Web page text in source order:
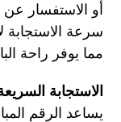
أو الاستفسار عن
سرعة
مما يوفر راحة
الاستجابة
يساعد الرقم